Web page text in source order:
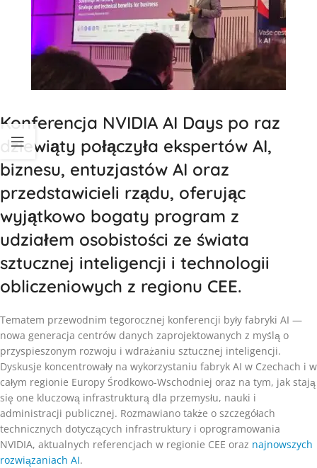
Konferencja NVIDIA AI Days po raz
dziewiąty połączyła ekspertów AI,
biznesu, entuzjastów AI oraz
przedstawicieli rządu, oferując
wyjątkowo bogaty program z
udziałem osobistości ze świata
sztucznej inteligencji i technologii
obliczeniowych z regionu CEE.
Tematem przewodnim tegorocznej konferencji były fabryki AI —
nowa generacja centrów danych zaprojektowanych z myślą o
przyspieszonym rozwoju i wdrażaniu sztucznej inteligencji.
Dyskusje koncentrowały na wykorzystaniu fabryk AI w Czechach i w
całym regionie Europy Środkowo-Wschodniej oraz na tym, jak stają
się one kluczową infrastrukturą dla przemysłu, nauki i
administracji publicznej. Rozmawiano także o szczegółach
technicznych dotyczących infrastruktury i oprogramowania
NVIDIA, aktualnych referencjach w regionie CEE oraz najnowszych
rozwiązaniach AI.